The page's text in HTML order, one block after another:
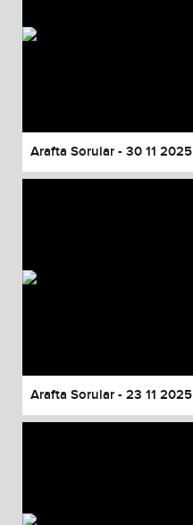
Arafta Sorular - 30 11 2025
Arafta Sorular - 23 11 2025